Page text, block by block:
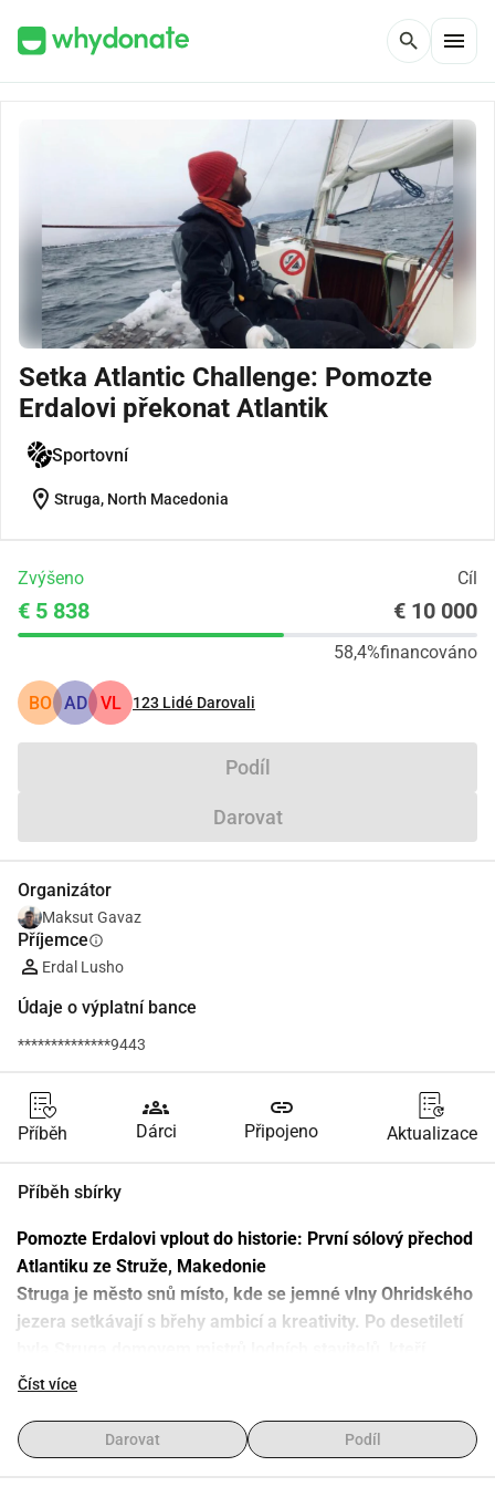
search menu
Setka Atlantic Challenge: Pomozte
Erdalovi překonat Atlantik
Sportovní
location_on Struga, North Macedonia
Zvýšeno Cíl
€ 5 838 € 10 000
58,4%financováno
BO AD VL 123 Lidé Darovali
Podíl
Darovat
Organizátor
Maksut Gavaz
Příjemceinfo
Erdal Lusho
Údaje o výplatní bance
**************9443
Příběh
groups
Dárci
link
Připojeno Aktualizace
Příběh sbírky
Pomozte Erdalovi vplout do historie: První sólový přechod
Atlantiku ze Struže, Makedonie
Struga je město snů místo, kde se jemné vlny Ohridského
jezera setkávají s břehy ambicí a kreativity. Po desetiletí
vytvářeli krásné plachetnice, jež se objevily na vodách
dědictví do neprobádaných vod tím, že si staví vlastní
plachetnici a připravuje se dosáhnout něčeho, co nikdo z
Číst více
Darovat Podíl